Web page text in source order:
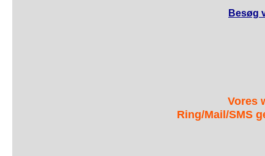
Besøg
Vores
Ring/Mail/SMS